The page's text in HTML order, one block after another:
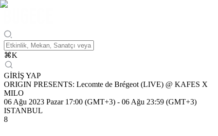
⌘K
GİRİŞ YAP
ORIGIN PRESENTS: Lecomte de Brégeot (LIVE) @ KAFES X
MILO
06 Ağu 2023 Pazar 17:00 (GMT+3) - 06 Ağu 23:59 (GMT+3)
ISTANBUL
8